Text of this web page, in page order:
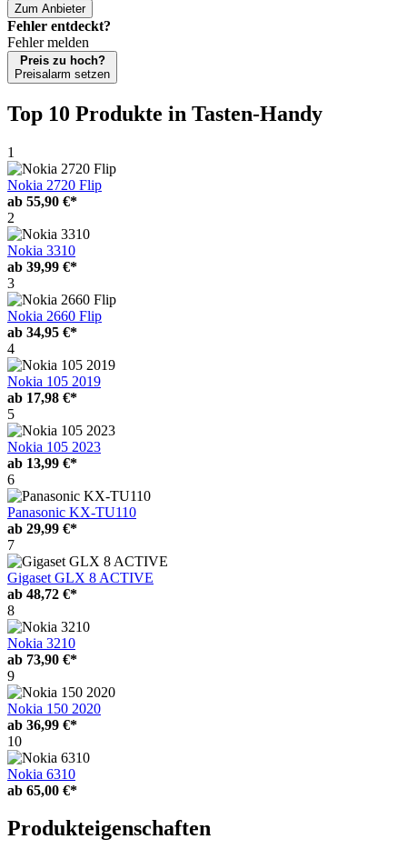
Zum Anbieter
Fehler entdeckt?
Fehler melden
Preis zu hoch?
Preisalarm setzen
Top 10 Produkte in Tasten-Handy
1
Nokia 2720 Flip
ab 55,90 €*
2
Nokia 3310
ab 39,99 €*
3
Nokia 2660 Flip
ab 34,95 €*
4
Nokia 105 2019
ab 17,98 €*
5
Nokia 105 2023
ab 13,99 €*
6
Panasonic KX-TU110
ab 29,99 €*
7
Gigaset GLX 8 ACTIVE
ab 48,72 €*
8
Nokia 3210
ab 73,90 €*
9
Nokia 150 2020
ab 36,99 €*
10
Nokia 6310
ab 65,00 €*
Produkteigenschaften